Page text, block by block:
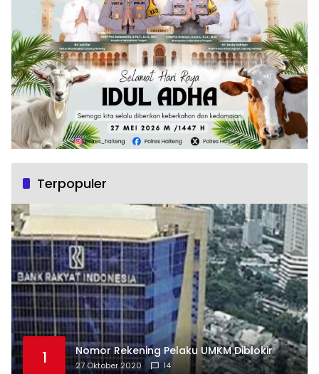
Terpopuler
1 Nomor Rekening Pelaku UMKM Diblokir
27 Oktober 2020 14